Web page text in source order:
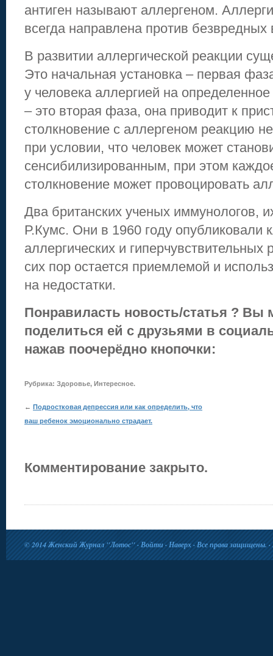
антиген называют аллергеном.
всегда направлена против безвредных
В развитии аллергической реакции
Это начальная установка – первая
у человека аллергией на
– это вторая фаза, она приводит к
столкновение с аллергеном реакцию
при условии, что человек может
сенсибилизированным, при этом
столкновение может провоцировать
Два британских ученых иммунологов,
Р.Кумс. Они в 1960 году опубликовали
аллергических и
сих пор остается приемлемой и
на недостатки.
Понравиласть новость/статья ? Вы
поделиться ей с друзьями в
нажав поочерёдно кнопочки:
Рубрика: Здоровье, Интересное.
← Подростковая депрессия или как определить, что
ваш ребенок эмоционально страдает.
Комментирование закрыто.
© 2014Женский Журнал "Лотос"·Войти·Наверх· Все права защищены.